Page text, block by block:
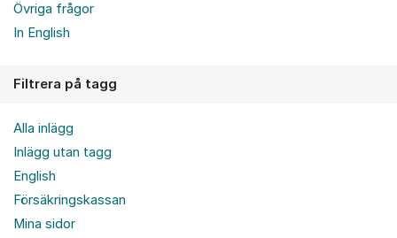
Övriga frågor
In English
Filtrera på tagg
Alla inlägg
Inlägg utan tagg
English
Försäkringskassan
Mina sidor